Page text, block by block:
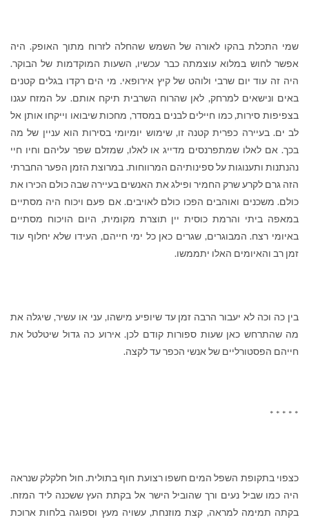
שמי התכלת בהקו לאורה של השמש שהחלה לזרוח מתוך האופק. היה
אפשר לחוש במלוא עוצמתה כבר עכשיו, השעות המוקדמות של הבוקר.
היה זה עוד יום שרבי ולוהט של קיץ אירופאי. מי הים רקדו בגלים קטנים
באים ונישאים למרחק, לאן שהרוח השרבית תיקח אותם. על המזח עגנו
בצפיפות סירות, כמו חיילים לבנים במסדר, מחכות שיבואו וייקחו אותן אל
לב ים. בעיירה כפרית קטנה זו, שימוש יומיומי בסירות הוא עניין של מה
בכך. אם לאלו שמתפרנסים מדייג או לאלו, שמזלם שפר עליהם וחיו חיי
נהנתנות ותענוגות על ספינותיהם המרווחות. במרוצת הזמן הפער החברתי
הזה גרם לקרע שרק החמיר ופילג את האנשים בעיירה שבה כולם הכירו את
כולם. משכנים ואוהבים הפכו כולם לאויבים. אם פעם ויכוח היה מסתיים
במאפה ביתי והרמת כוסית יין תוצרת מקומית, היום הויכוח מסתיים
באיומי רצח. המבוגרים, שגרים כאן כל ימי חייהם, העידו שלא יחלוף עוד
זמן רב והאיומים האלו יתממשו.
בין כה וכה לא יעבור הרבה זמן עד שיופיע מישהו, עני או עשיר, שיגלה את
מה שהתרחש כאן שעות ספורות קודם לכן. אירוע כה גדול שיטלטל את
חייהם הפסטורליים של אנשי הכפר עד לקצה.
* * * * *
כצפוי בתקופת השפל המים חשפו רצועת חוף בתולית. חול חלקלק שנראה
היה כמו שביל נעים ורך שהוביל הישר אל בקתת העץ ששכנה ליד המזח.
בקתה תמימה למראה, קצת מוזנחת, עשויה מעץ וספוגה בלחות ארוכת